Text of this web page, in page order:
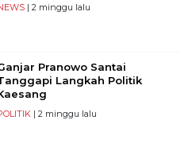
| 2 minggu lalu
Pranowo Santai
Langkah Politik
| 2 minggu lalu